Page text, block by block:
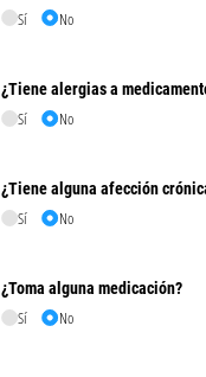
Sí No
¿Tiene alergias a
Sí No
¿Tiene alguna afección
Sí No
¿Toma alguna medicación?
Sí No